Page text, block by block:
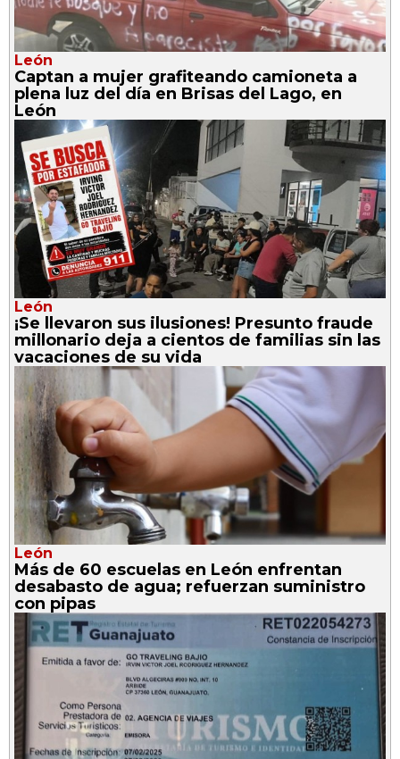
León
Captan a mujer grafiteando camioneta a
plena luz del día en Brisas del Lago, en
León
León
¡Se llevaron sus ilusiones! Presunto fraude
millonario deja a cientos de familias sin las
vacaciones de su vida
León
Más de 60 escuelas en León enfrentan
desabasto de agua; refuerzan suministro
con pipas